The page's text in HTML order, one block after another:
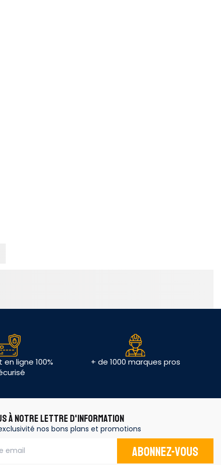
ligne 100%
+ de 1000 marques pros
À NOTRE LETTRE D'INFORMATION
nos bons plans et promotions
Abonnez-vous